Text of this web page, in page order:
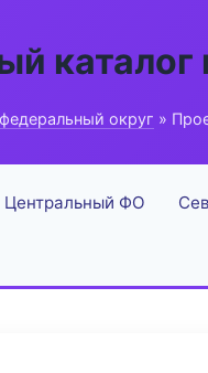
округ »
Центральный ФО